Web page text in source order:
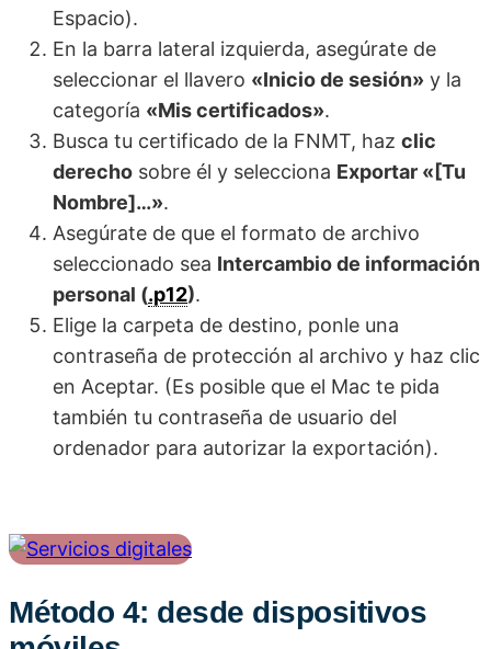
Espacio).
En la barra lateral izquierda, asegúrate de
seleccionar el llavero «Inicio de sesión» y la
categoría «Mis certificados».
Busca tu certificado de la FNMT, haz clic
derecho sobre él y selecciona Exportar «[Tu
Nombre]…».
Asegúrate de que el formato de archivo
seleccionado sea Intercambio de información
personal (.p12).
Elige la carpeta de destino, ponle una
contraseña de protección al archivo y haz clic
en Aceptar. (Es posible que el Mac te pida
también tu contraseña de usuario del
ordenador para autorizar la exportación).
Método 4: desde dispositivos